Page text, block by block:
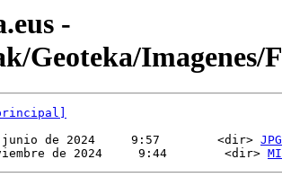
-
Geoteka/Imagenes/
junio de 2024     9:57        <dir> JPG
de 2024     9:44        <dir>